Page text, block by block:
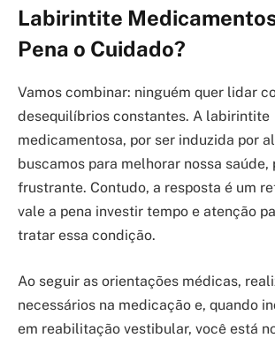
Labirintite
Pena o Cuidado?
Vamos combinar: ninguém quer lidar
desequilíbrios constantes. A labirintite
medicamentosa, por ser induzida por
buscamos para melhorar nossa saúde,
frustrante. Contudo, a resposta é um
vale a pena investir tempo e atenção
tratar essa condição.
Ao seguir as orientações médicas,
necessários na medicação e, quando
em reabilitação vestibular, você está